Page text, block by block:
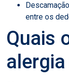
entre os
Quais